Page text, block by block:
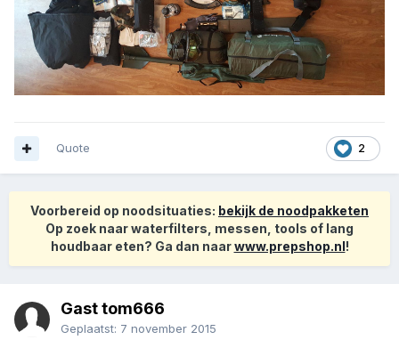
2
Quote
Voorbereid op noodsituaties: bekijk de noodpakketen
Op zoek naar waterfilters, messen, tools of lang
houdbaar eten? Ga dan naarwww.prepshop.nl!
Gast tom666
Geplaatst: 7 november 2015